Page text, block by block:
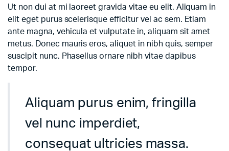
Ut non dui at mi laoreet gravida vitae eu elit. Aliquam in
elit eget purus scelerisque efficitur vel ac sem. Etiam
ante magna, vehicula et vulputate in, aliquam sit amet
metus. Donec mauris eros, aliquet in nibh quis, semper
suscipit nunc. Phasellus ornare nibh vitae dapibus
tempor.
Aliquam purus enim, fringilla
vel nunc imperdiet,
consequat ultricies massa.